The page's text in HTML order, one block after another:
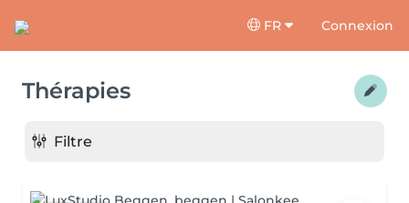
FR Connexion
Thérapies
Filtre